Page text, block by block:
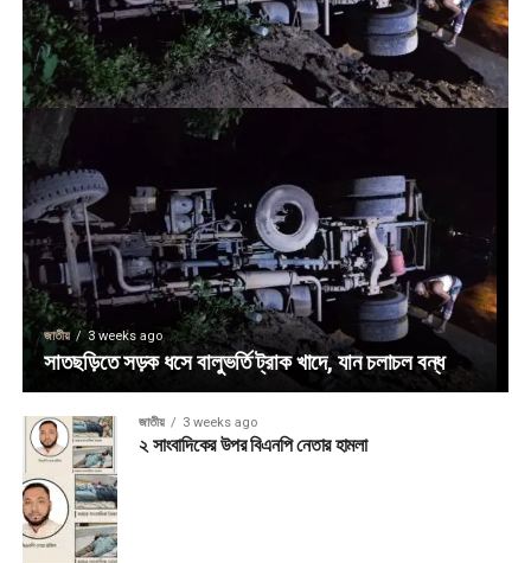
জাতীয় 3 weeks ago
সাতছড়িতে সড়ক ধসে বালুভর্তি ট্রাক খাদে, যান চলাচল বন্ধ
জাতীয় 3 weeks ago
২ সাংবাদিকের উপর বিএনপি নেতার হামলা